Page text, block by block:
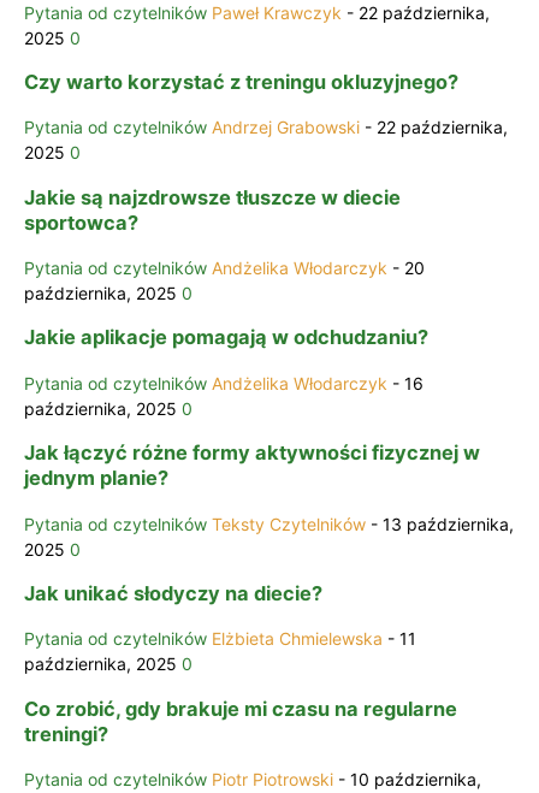
Pytania od czytelników Paweł Krawczyk - 22 października,
2025 0
Czy warto korzystać z treningu okluzyjnego?
Pytania od czytelników Andrzej Grabowski - 22 października,
2025 0
Jakie są najzdrowsze tłuszcze w diecie
sportowca?
Pytania od czytelników Andżelika Włodarczyk - 20
października, 2025 0
Jakie aplikacje pomagają w odchudzaniu?
Pytania od czytelników Andżelika Włodarczyk - 16
października, 2025 0
Jak łączyć różne formy aktywności fizycznej w
jednym planie?
Pytania od czytelników Teksty Czytelników - 13 października,
2025 0
Jak unikać słodyczy na diecie?
Pytania od czytelników Elżbieta Chmielewska - 11
października, 2025 0
Co zrobić, gdy brakuje mi czasu na regularne
treningi?
Pytania od czytelników Piotr Piotrowski - 10 października,